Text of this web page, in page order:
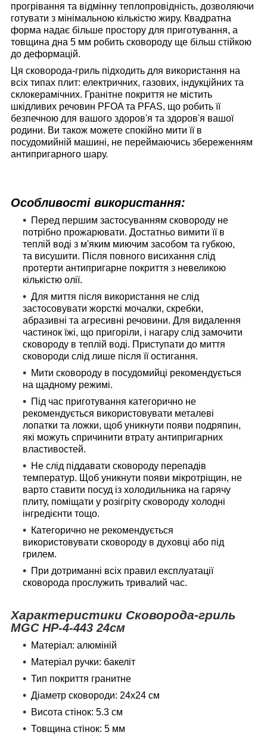
прогрівання та відмінну теплопровідність, дозволяючи
готувати з мінімальною кількістю жиру. Квадратна
форма надає більше простору для приготування, а
товщина дна 5 мм робить сковороду ще більш стійкою
до деформацій.
Ця сковорода-гриль підходить для використання на
всіх типах плит: електричних, газових, індукційних та
склокерамічних. Гранітне покриття не містить
шкідливих речовин PFOA та PFAS, що робить її
безпечною для вашого здоров'я та здоров'я вашої
родини. Ви також можете спокійно мити її в
посудомийній машині, не переймаючись збереженням
антипригарного шару.
Особливості використання:
Перед першим застосуванням сковороду не
потрібно прожарювати. Достатньо вимити її в
теплій воді з м'яким миючим засобом та губкою,
та висушити. Після повного висихання слід
протерти антипригарне покриття з невеликою
кількістю олії.
Для миття після використання не слід
застосовувати жорсткі мочалки, скребки,
абразивні та агресивні речовини. Для видалення
частинок їжі, що пригоріли, і нагару слід замочити
сковороду в теплій воді. Приступати до миття
сковороди слід лише після її остигання.
Мити сковороду в посудомийці рекомендується
на щадному режимі.
Під час приготування категорично не
рекомендується використовувати металеві
лопатки та ложки, щоб уникнути появи подряпин,
які можуть спричинити втрату антипригарних
властивостей.
Не слід піддавати сковороду перепадів
температур. Щоб уникнути появи мікротріщин, не
варто ставити посуд із холодильника на гарячу
плиту, поміщати у розігріту сковороду холодні
інгредієнти тощо.
Категорично не рекомендується
використовувати сковороду в духовці або під
грилем.
При дотриманні всіх правил експлуатації
сковорода прослужить тривалий час.
Характеристики Сковорода-гриль
MGC HP-4-443 24см
Матеріал: алюміній
Матеріал ручки: бакеліт
Тип покриття гранитне
Діаметр сковороди: 24х24 см
Висота стінок: 5.3 см
Товщина стінок: 5 мм